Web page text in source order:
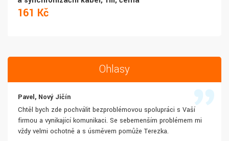
161 Kč
Ohlasy
Pavel, Nový Jičín
Chtěl bych zde pochválit bezproblémovou spolupráci s Vaší
firmou a vynikající komunikaci. Se sebemenším problémem mi
vždy velmi ochotně a s úsměvem pomůže Terezka.